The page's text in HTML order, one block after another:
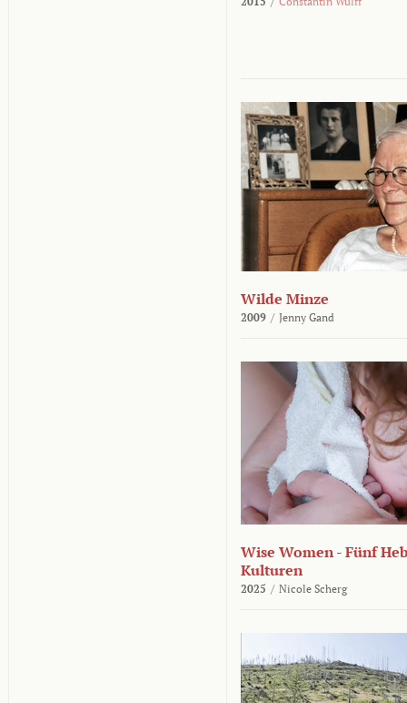
Wilde Minze
2009 / Jenny Gand
Wise Women - Fünf
Kulturen
2025 / Nicole Scherg